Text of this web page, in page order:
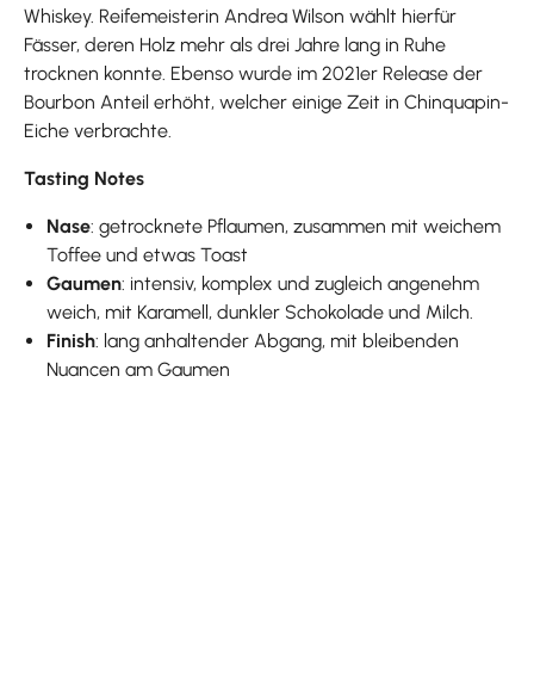
Whiskey. Reifemeisterin Andrea Wilson wählt hierfür
Fässer, deren Holz mehr als drei Jahre lang in Ruhe
trocknen konnte. Ebenso wurde im 2021er Release der
Bourbon Anteil erhöht, welcher einige Zeit in Chinquapin-
Eiche verbrachte.
Tasting Notes
Nase: getrocknete Pflaumen, zusammen mit weichem
Toffee und etwas Toast
Gaumen: intensiv, komplex und zugleich angenehm
weich, mit Karamell, dunkler Schokolade und Milch.
Finish: lang anhaltender Abgang, mit bleibenden
Nuancen am Gaumen